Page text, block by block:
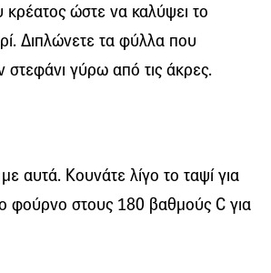
ώστε να καλύψει το
Διπλώνετε τα φύλλα που
στεφάνι γύρω από τις άκρες.
αυτά. Κουνάτε λίγο το ταψί για
φούρνο στους 180 βαθμούς C για